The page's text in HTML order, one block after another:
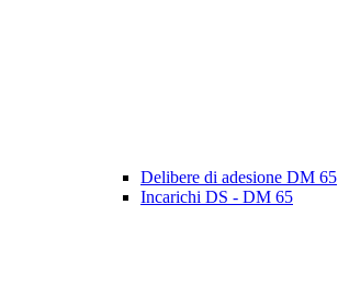
Delibere di adesione DM 65
Incarichi DS - DM 65